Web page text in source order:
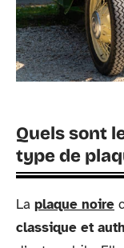
Quels sont
type de
La plaque noire
classique et